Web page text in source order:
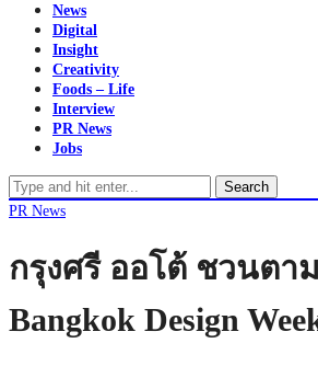
News
Digital
Insight
Creativity
Foods – Life
Interview
PR News
Jobs
Search
PR News
กรุงศรี ออโต้ ชวนตา
Bangkok Design